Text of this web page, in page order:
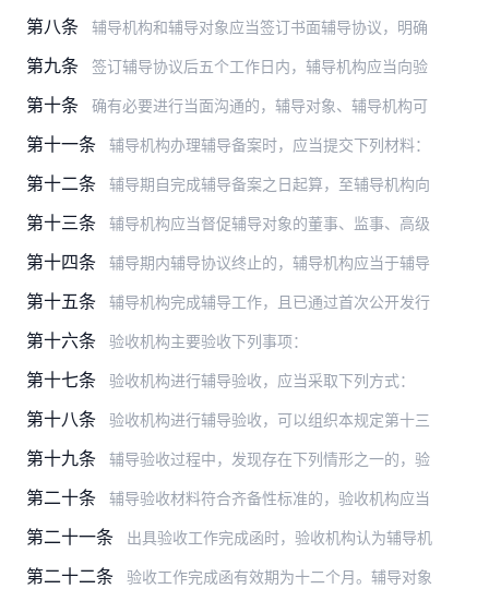
第八条 辅导机构和辅导对象应当签订书面辅导协议，明确
第九条 签订辅导协议后五个工作日内，辅导机构应当向验
第十条 确有必要进行当面沟通的，辅导对象、辅导机构可
第十一条 辅导机构办理辅导备案时，应当提交下列材料：
第十二条 辅导期自完成辅导备案之日起算，至辅导机构向
第十三条 辅导机构应当督促辅导对象的董事、监事、高级
第十四条 辅导期内辅导协议终止的，辅导机构应当于辅导
第十五条 辅导机构完成辅导工作，且已通过首次公开发行
第十六条 验收机构主要验收下列事项：
第十七条 验收机构进行辅导验收，应当采取下列方式：
第十八条 验收机构进行辅导验收，可以组织本规定第十三
第十九条 辅导验收过程中，发现存在下列情形之一的，验
第二十条 辅导验收材料符合齐备性标准的，验收机构应当
第二十一条 出具验收工作完成函时，验收机构认为辅导机
第二十二条 验收工作完成函有效期为十二个月。辅导对象